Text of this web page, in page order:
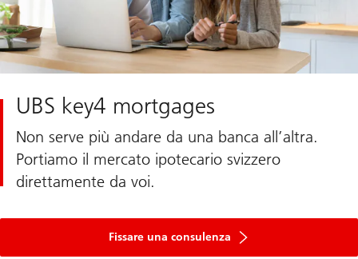
UBS key4 mortgages
Non serve più andare da una banca all’altra.
Portiamo il mercato ipotecario svizzero
direttamente da voi.
Fissare una consulenza